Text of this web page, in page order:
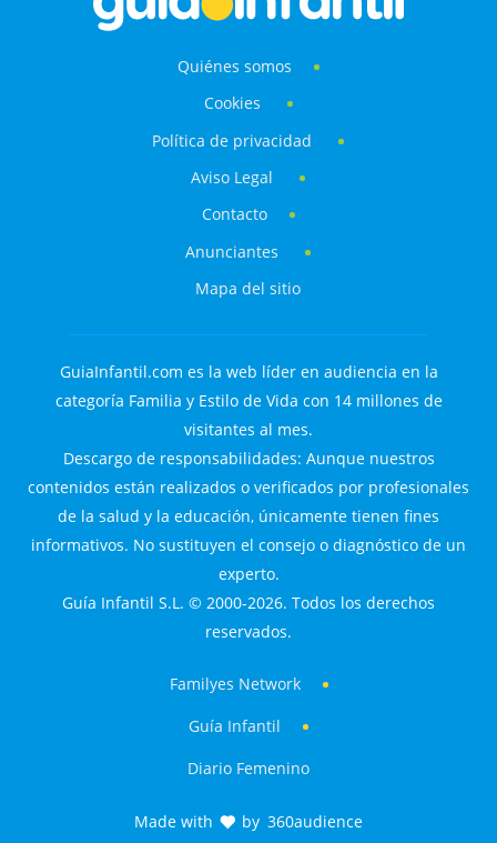
Quiénes somos
Cookies
Política de privacidad
Aviso Legal
Contacto
Anunciantes
Mapa del sitio
GuiaInfantil.com es la web líder en audiencia en la
categoría Familia y Estilo de Vida con 14 millones de
visitantes al mes.
Descargo de responsabilidades: Aunque nuestros
contenidos están realizados o verificados por profesionales
de la salud y la educación, únicamente tienen fines
informativos. No sustituyen el consejo o diagnóstico de un
experto.
Guía Infantil S.L. © 2000-2026. Todos los derechos
reservados.
Familyes Network
Guía Infantil
Diario Femenino
Made with by 360audience